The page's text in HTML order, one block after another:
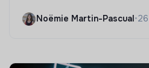
Noëmie Martin-Pascual•